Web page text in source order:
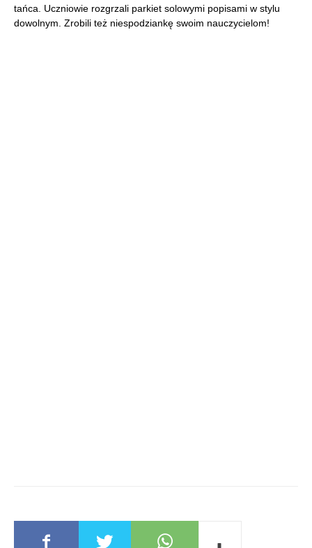
tańca. Uczniowie rozgrzali parkiet solowymi popisami w stylu
dowolnym. Zrobili też niespodziankę swoim nauczycielom!